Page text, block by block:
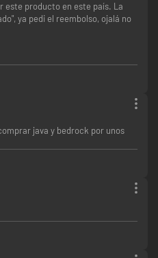
este producto en este país. La
ya pedi el reembolso, ojalá no
java y bedrock por unos